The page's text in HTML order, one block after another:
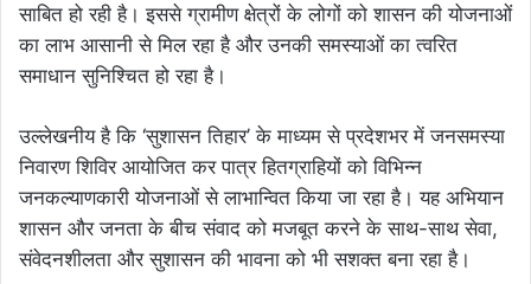
साबित हो रही है। इससे ग्रामीण क्षेत्रों के लोगों को शासन की योजनाओं
का लाभ आसानी से मिल रहा है और उनकी समस्याओं का त्वरित
समाधान सुनिश्चित हो रहा है।
उल्लेखनीय है कि ‘सुशासन तिहार’ के माध्यम से प्रदेशभर में जनसमस्या
निवारण शिविर आयोजित कर पात्र हितग्राहियों को विभिन्न
जनकल्याणकारी योजनाओं से लाभान्वित किया जा रहा है। यह अभियान
शासन और जनता के बीच संवाद को मजबूत करने के साथ-साथ सेवा,
संवेदनशीलता और सुशासन की भावना को भी सशक्त बना रहा है।